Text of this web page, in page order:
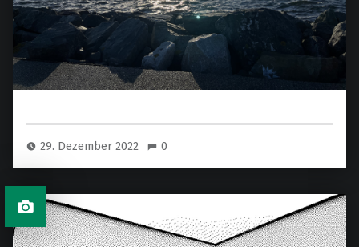
29. Dezember 2022 0